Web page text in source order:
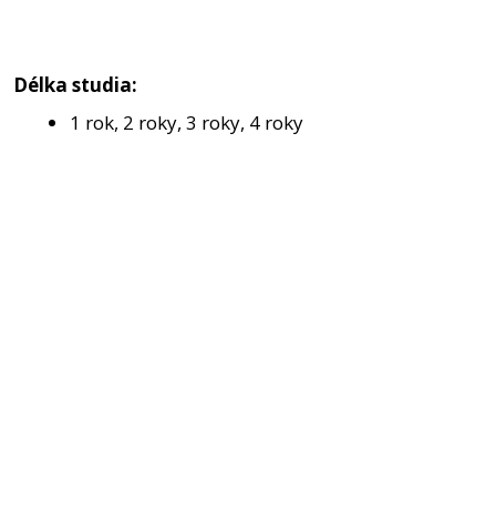
Délka studia:
1 rok, 2 roky, 3 roky, 4 roky